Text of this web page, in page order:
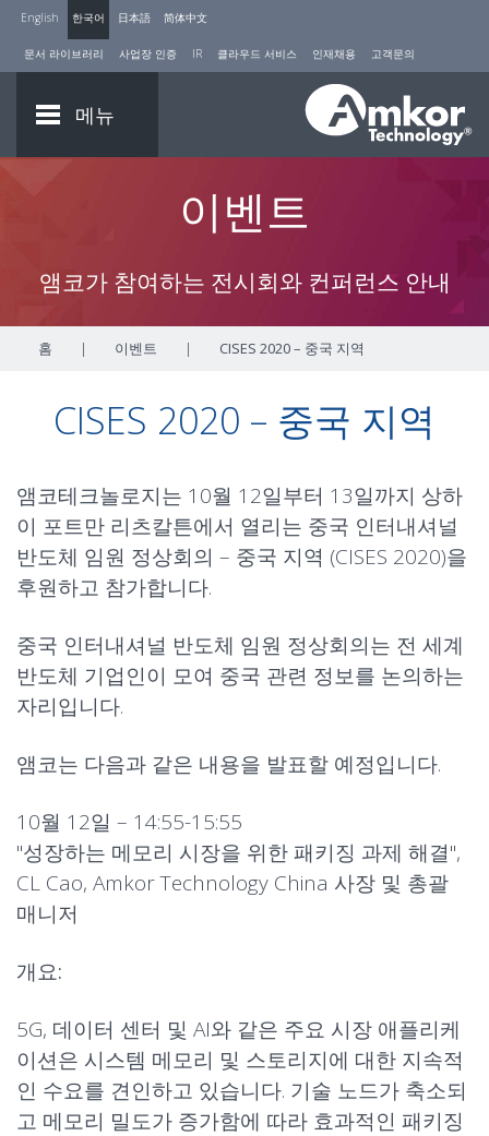
English 한국어 日本語 简体中文
문서 라이브러리 사업장 인증 IR 클라우드 서비스 인재채용 고객문의
메뉴
이벤트
앰코가 참여하는 전시회와 컨퍼런스 안내
홈 | 이벤트 | CISES 2020 – 중국 지역
CISES 2020 – 중국 지역
앰코테크놀로지는 10월 12일부터 13일까지 상하
이 포트만 리츠칼튼에서 열리는 중국 인터내셔널
반도체 임원 정상회의 – 중국 지역 (CISES 2020)을
후원하고 참가합니다.
중국 인터내셔널 반도체 임원 정상회의는 전 세계
반도체 기업인이 모여 중국 관련 정보를 논의하는
자리입니다.
앰코는 다음과 같은 내용을 발표할 예정입니다.
10월 12일 – 14:55-15:55
"성장하는 메모리 시장을 위한 패키징 과제 해결",
CL Cao, Amkor Technology China 사장 및 총괄
매니저
개요:
5G, 데이터 센터 및 AI와 같은 주요 시장 애플리케
이션은 시스템 메모리 및 스토리지에 대한 지속적
인 수요를 견인하고 있습니다. 기술 노드가 축소되
고 메모리 밀도가 증가함에 따라 효과적인 패키징